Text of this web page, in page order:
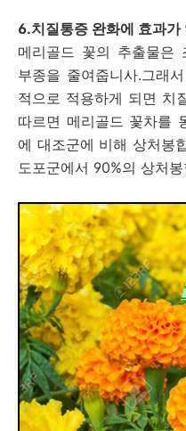
6.치질통증 완화에 효과가
메리골드 꽃의 추출물은
부종을 줄여줍니사.그래
적으로 적용하게 되면 치
따르면 메리골드 꽃차를
에 대조군에 비해 상처봉
도포군에서 90%의 상처